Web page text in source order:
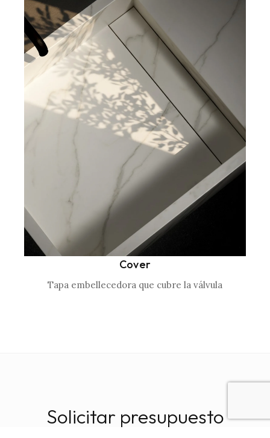
Cover
Tapa embellecedora que cubre la válvula
Solicitar presupuesto